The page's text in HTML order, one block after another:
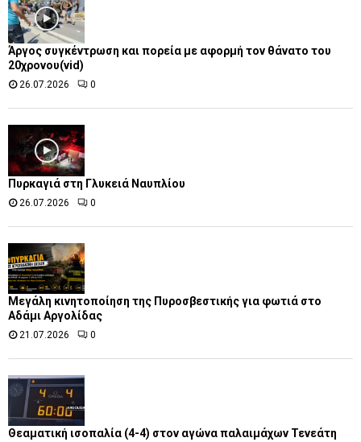
Άργος συγκέντρωση και πορεία με αφορμή τον θάνατο του
20χρονου(vid)
26.07.2026 0
Πυρκαγιά στη Γλυκειά Ναυπλίου
26.07.2026 0
Μεγάλη κινητοποίηση της Πυροσβεστικής για φωτιά στο
Αδάμι Αργολίδας
21.07.2026 0
Θεαματική ισοπαλία (4-4) στον αγώνα παλαιμάχων Τενεάτη